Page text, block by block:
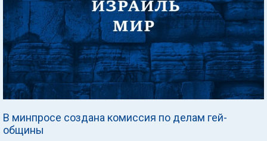
В минпросе создана комиссия по делам гей-
общины